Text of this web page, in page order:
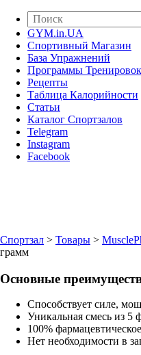
GYM.in.UA
Спортивный Магазин
База Упражнений
Программы Тренировок
Рецепты
Таблица Калорийности
Статьи
Каталог Спортзалов
Telegram
Instagram
Facebook
Спортзал > Товары >
грамм
Основные
Способствует силе,
Уникальная смесь из 5
100%
Нет необходимости в